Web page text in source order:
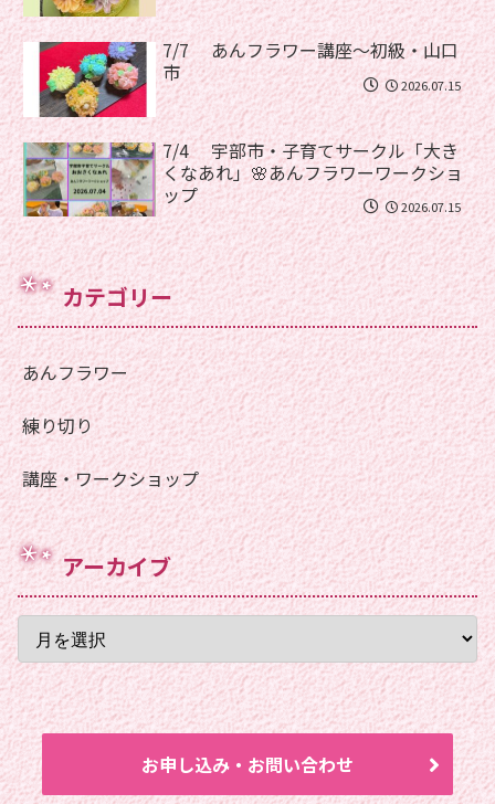
7/7 あんフラワー講座〜初級・山口
市
2026.07.15
7/4 宇部市・子育てサークル「大き
くなあれ」🌸あんフラワーワークショ
ップ
2026.07.15
カテゴリー
あんフラワー
練り切り
講座・ワークショップ
アーカイブ
お申し込み・お問い合わせ